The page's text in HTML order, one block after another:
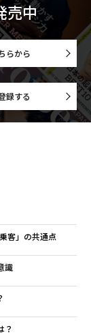
売中
らから
録する
客」の共通点
識
？